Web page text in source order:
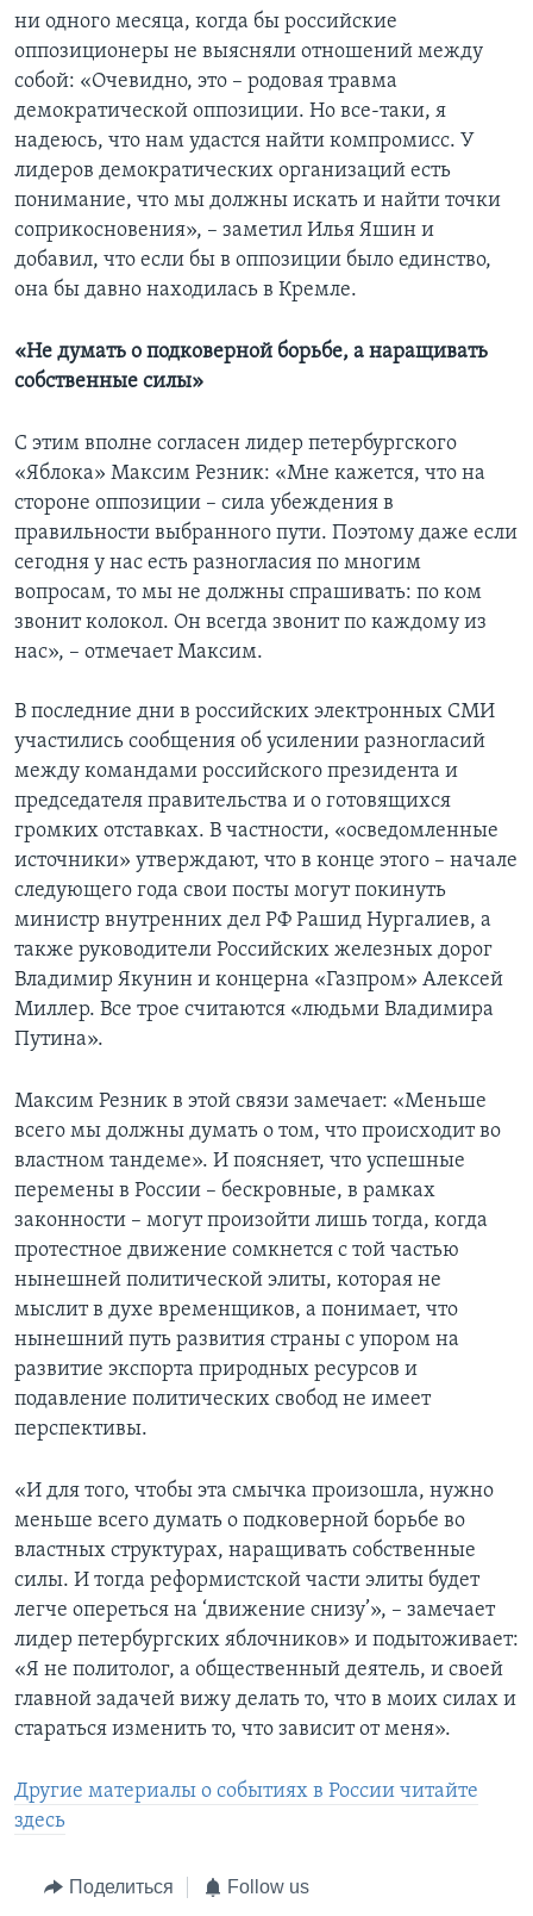
ни одного месяца, когда бы российские
оппозиционеры не выясняли отношений между
собой: «Очевидно, это – родовая травма
демократической оппозиции. Но все-таки, я
надеюсь, что нам удастся найти компромисс. У
лидеров демократических организаций есть
понимание, что мы должны искать и найти точки
соприкосновения», – заметил Илья Яшин и
добавил, что если бы в оппозиции было единство,
она бы давно находилась в Кремле.
«Не думать о подковерной борьбе, а наращивать
собственные силы»
С этим вполне согласен лидер петербургского
«Яблока» Максим Резник: «Мне кажется, что на
стороне оппозиции – сила убеждения в
правильности выбранного пути. Поэтому даже если
сегодня у нас есть разногласия по многим
вопросам, то мы не должны спрашивать: по ком
звонит колокол. Он всегда звонит по каждому из
нас», – отмечает Максим.
В последние дни в российских электронных СМИ
участились сообщения об усилении разногласий
между командами российского президента и
председателя правительства и о готовящихся
громких отставках. В частности, «осведомленные
источники» утверждают, что в конце этого – начале
следующего года свои посты могут покинуть
министр внутренних дел РФ Рашид Нургалиев, а
также руководители Российских железных дорог
Владимир Якунин и концерна «Газпром» Алексей
Миллер. Все трое считаются «людьми Владимира
Путина».
Максим Резник в этой связи замечает: «Меньше
всего мы должны думать о том, что происходит во
властном тандеме». И поясняет, что успешные
перемены в России – бескровные, в рамках
законности – могут произойти лишь тогда, когда
протестное движение сомкнется с той частью
нынешней политической элиты, которая не
мыслит в духе временщиков, а понимает, что
нынешний путь развития страны с упором на
развитие экспорта природных ресурсов и
подавление политических свобод не имеет
перспективы.
«И для того, чтобы эта смычка произошла, нужно
меньше всего думать о подковерной борьбе во
властных структурах, наращивать собственные
силы. И тогда реформистской части элиты будет
легче опереться на ‘движение снизу’», – замечает
лидер петербургских яблочников» и подытоживает:
«Я не политолог, а общественный деятель, и своей
главной задачей вижу делать то, что в моих силах и
стараться изменить то, что зависит от меня».
Другие материалы о событиях в России читайте
здесь
Поделиться Follow us